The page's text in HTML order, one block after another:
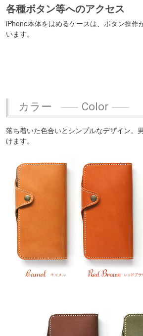
各種ボタン等へのアクセス
iPhone本体をはめるケースは、ボタン操作
います。
カラー Color
落ち着いた色合いとシンプルなデザイン。
けます。